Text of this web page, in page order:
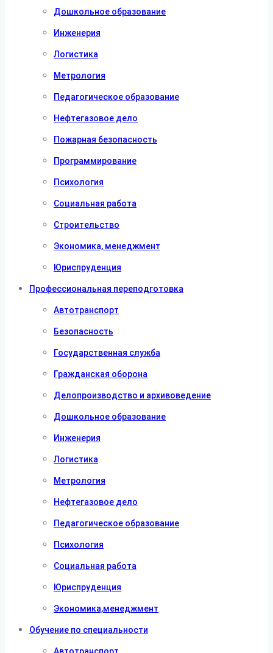
Дошкольное образование
Инженерия
Логистика
Метрология
Педагогическое образование
Нефтегазовое дело
Пожарная безопасность
Программирование
Психология
Социальная работа
Строительство
Экономика, менеджмент
Юриспруденция
Профессиональная переподготовка
Автотранспорт
Безопасность
Государственная служба
Гражданская оборона
Делопроизводство и архивоведение
Дошкольное образование
Инженерия
Логистика
Метрология
Нефтегазовое дело
Педагогическое образование
Психология
Социальная работа
Юриспруденция
Экономика,менеджмент
Обучение по специальности